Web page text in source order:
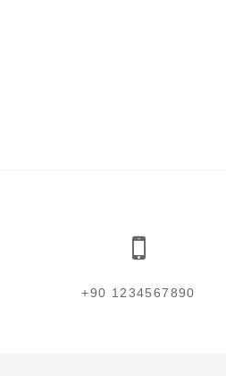
+90 1234567890